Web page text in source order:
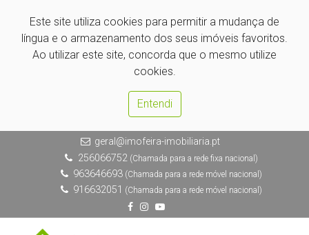
Este site utiliza cookies para permitir a mudança de
língua e o armazenamento dos seus imóveis favoritos.
Ao utilizar este site, concorda que o mesmo utilize
cookies.
Entendi
geral@imofeira-imobiliaria.pt
256066752(Chamada para a rede fixa nacional)
963646693 (Chamada para a rede móvel nacional)
916632051 (Chamada para a rede móvel nacional)